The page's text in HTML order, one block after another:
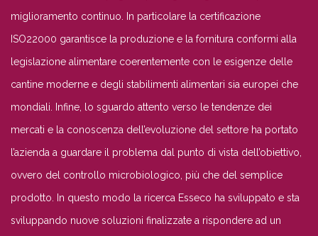
miglioramento continuo. In particolare la certificazione
ISO22000 garantisce la produzione e la fornitura conformi alla
legislazione alimentare coerentemente con le esigenze delle
cantine moderne e degli stabilimenti alimentari sia europei che
mondiali. Infine, lo sguardo attento verso le tendenze dei
mercati e la conoscenza dell’evoluzione del settore ha portato
l’azienda a guardare il problema dal punto di vista dell’obiettivo,
ovvero del controllo microbiologico, più che del semplice
prodotto. In questo modo la ricerca Esseco ha sviluppato e sta
sviluppando nuove soluzioni finalizzate a rispondere ad un